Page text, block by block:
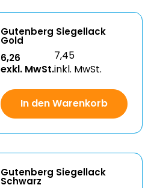
Gutenberg Siegellack
Gold
6,26
exkl. MwSt.
7,45
inkl. MwSt.
In den Warenkorb
Gutenberg Siegellack
Schwarz